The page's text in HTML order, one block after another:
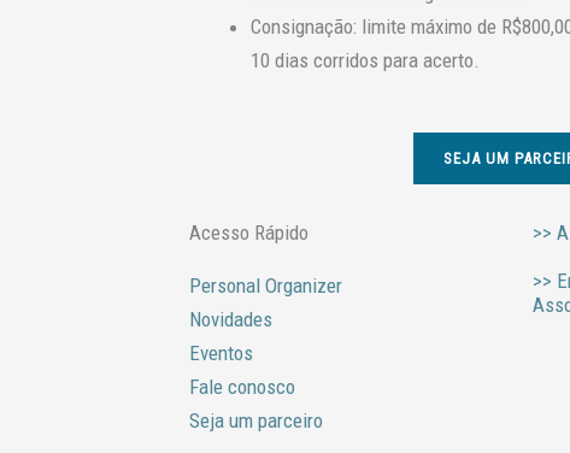
Consignação: limite máximo de
10 dias corridos para acerto.
SEJA UM
Acesso Rápido
Personal Organizer
Novidades
Eventos
Fale conosco
Seja um parceiro
>>
>>